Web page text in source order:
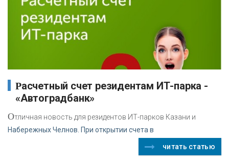
Расчетный счет резидентам ИТ-парка -
«Автоградбанк»
Отличная новость для резидентов ИТ-парков Казани и
Набережных Челнов. При открытии счета в
читать статью